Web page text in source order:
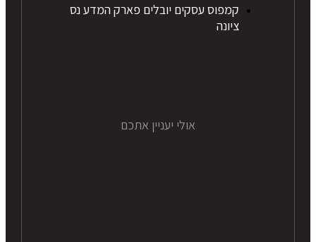
קמפוס עסקים יובלים פארק המדע נס
ציונה
אולי יעניין אתכם